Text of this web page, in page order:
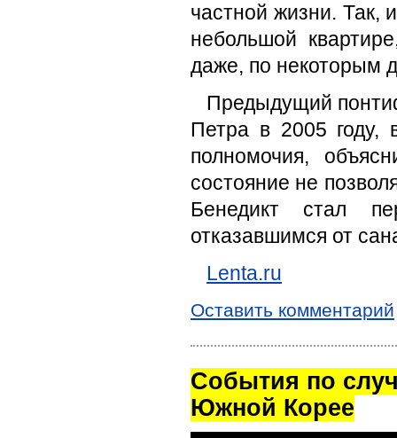
частной жизни. Так,
небольшой
даже, по некоторым
Предыдущий
Петра в 2005 году,
полномочия,
состояние не
Бенедикт стал
отказавшимся от
Lenta.ru
Оставить комментарий
Cобытия по
Южной Корее